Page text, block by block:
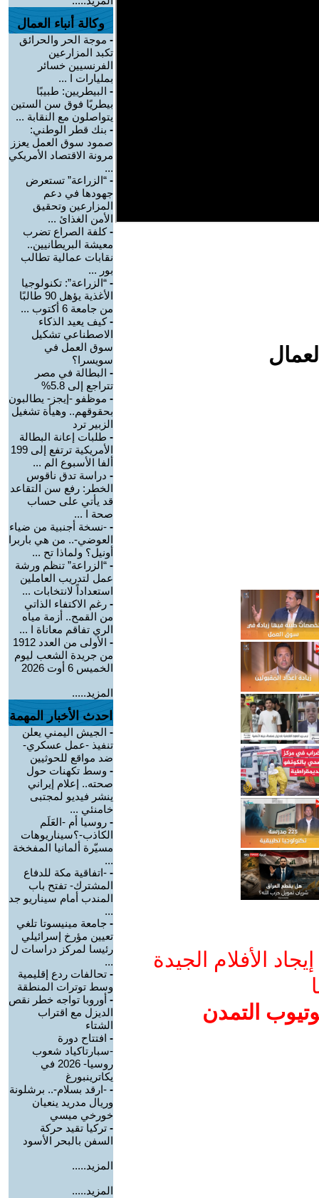
الأفلام الجيدة
التمدن
وكالة أنباء العمال
- موجة الحر والحرائق
تكبد المزارعين
الفرنسيين خسائر
بمليارات ا ...
- البيطريين: طبيبًا
بيطريًا فوق سن الستين
يتواصلون مع النقابة ...
- بنك قطر الوطني:
صمود سوق العمل يعزز
مرونة الاقتصاد الأمريكي
...
- “الزراعة” تستعرض
جهودها في دعم
المزارعين وتحقيق
الأمن الغذائ ...
-كلفة الصراع تضرب
معيشة البريطانيين..
نقابات عمالية تطالب
بور ...
- “الزراعة”: تكنولوجيا
الأغذية يؤهل 90 طالبًا
من جامعة 6 أكتوب ...
-كيف يعيد الذكاء
الاصطناعي تشكيل
سوق العمل في
سويسرا؟
- البطالة في مصر
تتراجع إلى 5.8%
- موظفو -إيجز- يطالبون
بحقوقهم.. وهيأة تشغيل
الزبير ترد
- طلبات إعانة البطالة
الأمريكية ترتفع إلى 199
ألفا الأسبوع الم ...
- دراسة تدق ناقوس
الخطر: رفع سن التقاعد
قد يأتي على حساب
صحة ا ...
- -نسخة أجنبية من ضياء
العوضي-.. من هي باربرا
أونيل؟ ولماذا تح ...
- “الزراعة” تنظم ورشة
عمل لتدريب العاملين
استعداداً لانتخابات ...
- رغم الاكتفاء الذاتي
من القمح.. أزمة مياه
الري تفاقم معاناة ا ...
-
الأولى من العدد 1912
من جريدة الشعب ليوم
الخميس 6 أوت 2026
المزيد.....
احدث الأخبار المهمة
- الجيش اليمني يعلن
تنفيذ -عمل عسكري-
ضد مواقع للحوثيين
- وسط تكهنات حول
صحته.. إعلام إيراني
ينشر فيديو لمجتبى
خامنئي ...
- روسيا أم -العَلَم
الكاذب-؟سيناريوهات
مسيّرة ألمانيا المفخخة
...
- -اتفاقية مكة للدفاع
المشترك- تفتح باب
المندب أمام سيناريو جد
...
- جامعة مينيسوتا تلغي
تعيين مؤرخ إسرائيلي
رئيسا لمركز دراسات ل
...
- تحالفات ردع إقليمية
وسط توترات المنطقة
- أوروبا تواجه خطر نقص
الديزل مع اقتراب
الشتاء
- افتتاح دورة
-سبارتاكياد شعوب
روسيا- 2026 في
يكاترينبورغ
- -ارقد بسلام-.. برشلونة
وريال مدريد ينعيان
خورخي ميسي
- تركيا تقيد حركة
السفن بالبحر الأسود
المزيد.....
المزيد.....